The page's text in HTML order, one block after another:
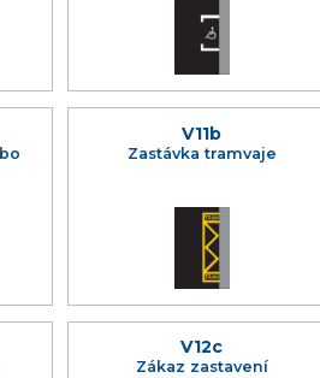
V11b
Zastávka tramvaje
V12c
Zákaz zastavení